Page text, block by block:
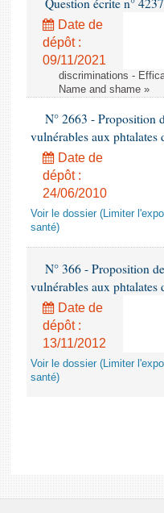
Question écrite n°
Date de
dépôt :
09/11/2021
discriminations -
Name and shame »
N° 2663 - Proposition
vulnérables aux phtalates
Date de
dépôt :
24/06/2010
Voir le dossier (Limiter
santé)
N° 366 - Proposition
vulnérables aux phtalates
Date de
dépôt :
13/11/2012
Voir le dossier (Limiter
santé)